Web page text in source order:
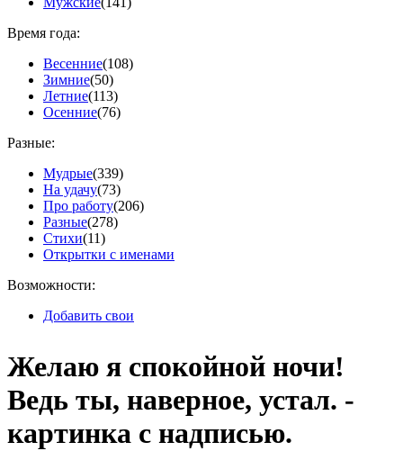
Время года:
Весенние(108)
Зимние(50)
Летние(113)
Осенние(76)
Разные:
Мудрые(339)
На удачу(73)
Про работу(206)
Разные(278)
Стихи(11)
Открытки с именами
Возможности:
Добавить свои
Желаю я спокойной ночи!
Ведь ты, наверное, устал. -
картинка с надписью.